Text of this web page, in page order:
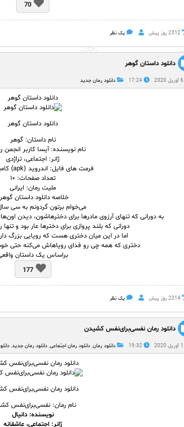
70
2312 روز پيش یک نظر
دانلود داستان گوهر
6 آوریل 2020 17:24 دانلود رمان جدید
دانلود داستان گوهر
دانلود داستان گوهر
نامداستان: گوهر
نام نویسنده: آیسا کاربر انجمن
ژانر: اجتماعی، تراژدی
فرمت های فایل: اندروید (apk) کامپیوتر (pdf)
تعداد صفحات: ۱۰
ملیت رمان: ایرانی
خلاصه دانلود داستان
می‌خوام برتون گردونم به سی
به دورانی که تنهای آرزوی مادر‌ها برای دخترهاشون، دیدن
دورانی که بلند پروازی برای دخترها عار بود و
اما در این میان دختری هست که رویایی بزرگ
دختری که همه چی رو فدای رویاهاش می‌کنه حتی
براساس یک داستان
177
2314 روز پيش یک نظر
دانلود رمان نفسی‌برای‌نفس کشیدن
1 آوریل 2020 19:32 دانلود رمان, دانلود رمان اجتماعی, دانلود رمان جدید,
دانلود رمان نفسی‌برای‌نفس
دانلود رمان نفسی‌برای‌نفس
نام رمان: نفسی‌برای‌نفس
نویسنده: دانیال
ژانر: اجتماعی، عاشقانه